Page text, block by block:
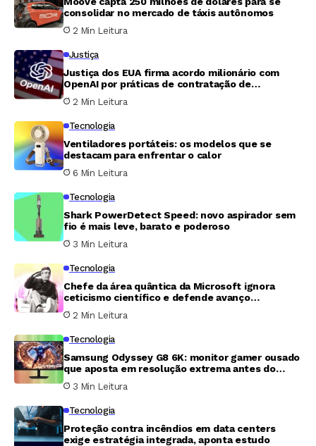
consolidar no mercado de táxis autônomos
2 Min Leitura
Justiça
Justiça dos EUA firma acordo milionário com
OpenAI por práticas de contratação de
imigrantes
2 Min Leitura
Tecnologia
Ventiladores portáteis: os modelos que se
destacam para enfrentar o calor
6 Min Leitura
Tecnologia
Shark PowerDetect Speed: novo aspirador sem
fio é mais leve, barato e poderoso
3 Min Leitura
Tecnologia
Chefe da área quântica da Microsoft ignora
ceticismo científico e defende avanço
tecnológico
2 Min Leitura
Tecnologia
Samsung Odyssey G8 6K: monitor gamer ousado
que aposta em resolução extrema antes do
tempo
3 Min Leitura
Tecnologia
Proteção contra incêndios em data centers
exige estratégia integrada, aponta estudo